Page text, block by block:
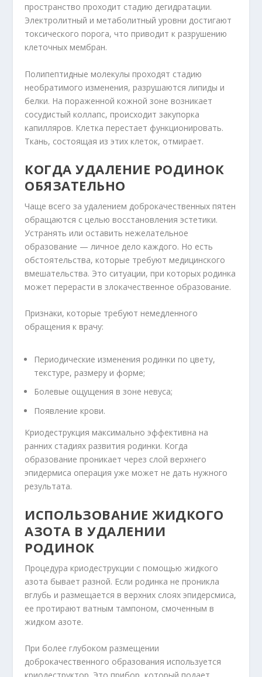
пространство проходит стадию дегидратации.
Электролитный и метаболитный уровни достигают
токсического порога, что приводит к разрушению
клеточных мембран.
Полипептидные молекулы проходят стадию
необратимого изменения, разрушаются липиды и
белки. На пораженной кожной зоне возникает
сосудистый коллапс, происходит закупорка
капилляров. Клетка перестает функционировать.
Ткань, состоящая из этих клеток, отмирает.
КОГДА УДАЛЕНИЕ РОДИНОК
ОБЯЗАТЕЛЬНО
Чаще всего за удалением доброкачественных пятен
обращаются с целью восстановления эстетики.
Устранять или оставить нежелательное
образование — личное дело каждого. Но есть
обстоятельства, которые требуют медицинского
вмешательства. Это ситуации, при которых родинка
может перерасти в злокачественное образование.
Признаки, которые требуют немедленного
обращения к врачу:
Периодические изменения родинки по цвету,
текстуре, размеру и форме;
Болевые ощущения в зоне невуса;
Появление крови.
Криодеструкция максимально эффективна на
ранних стадиях развития родинки. Когда
образование проникает через слой верхнего
эпидермиса операция уже может не дать нужного
результата.
ИСПОЛЬЗОВАНИЕ ЖИДКОГО
АЗОТА В УДАЛЕНИИ
РОДИНОК
Процедура криодеструкции с помощью жидкого
азота бывает разной. Если родинка не проникла
вглубь и размещается в верхних слоях эпидерсмиса,
ее протирают ватным тампоном, смоченным в
жидком азоте.
При более глубоком размещении
доброкачественного образования используется